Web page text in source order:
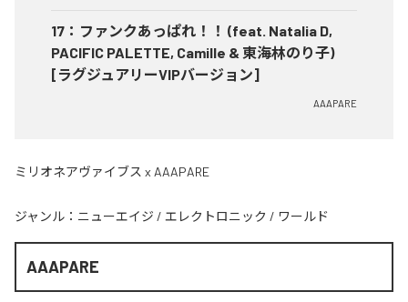
17 ： ファンクあっぱれ！！ (feat. Natalia D,
PACIFIC PALETTE, Camille & 東海林のり子)
[ラグジュアリーVIPバージョン]
AAAPARE
ミリオネアヴァイブス x AAAPARE
ジャンル： ニューエイジ / エレクトロニック / ワールド
AAAPARE